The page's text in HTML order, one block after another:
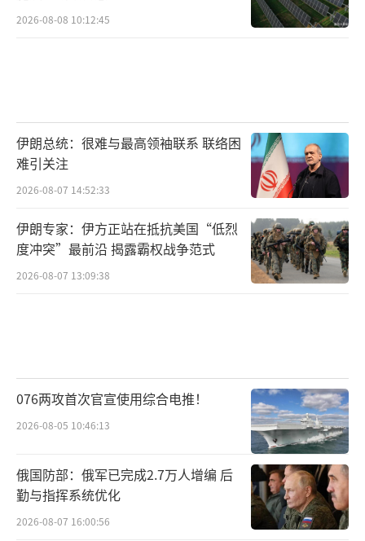
2026-08-08 10:12:45
伊朗总统：很难与最高领袖联系 联络困
难引关注
2026-08-07 14:52:33
伊朗专家：伊方正站在抵抗美国“低烈
度冲突”最前沿 揭露霸权战争范式
2026-08-07 13:09:38
076两攻首次官宣使用综合电推！
2026-08-05 10:46:13
俄国防部：俄军已完成2.7万人增编 后
勤与指挥系统优化
2026-08-07 16:00:56